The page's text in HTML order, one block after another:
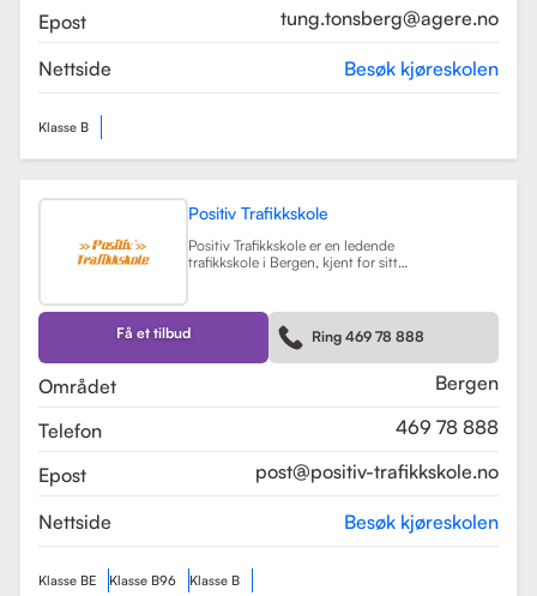
god kvalitet på opplæringen.
AGERE Trafikkskole tilbyr også ulike
teorikurs og spesialiserte moduler
Les mer
Epost
tung.tonsberg@agere.no
Nettside Besøk kjøreskolen
Klasse B
Positiv Trafikkskole
Positiv Trafikkskole er en ledende
trafikkskole i Bergen, kjent for sitt
føreropplæring for både bil,
tilhenger og moped, og har
spesialiserte kurs som trafikalt
grunnkurs og mørkekjøring. Les mer
Få et tilbud Ring 469 78 888
Området
Bergen
Telefon
469 78 888
Epost
post@positiv-trafikkskole.no
Nettside Besøk kjøreskolen
Klasse BE Klasse B96 Klasse B